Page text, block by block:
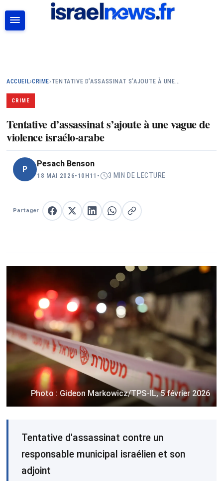
ACCUEIL›CRIME›TENTATIVE D’ASSASSINAT S’AJOUTE À UNE…
CRIME
Tentative d’assassinat s’ajoute à une vague de
violence israélo-arabe
P
Pesach Benson
18 MAI 2026• 10H11 • 3 MIN DE LECTURE
Partager Partager sur Facebook
Partager sur XPartager sur LinkedIn
Partager sur WhatsApp
Copier le lien
Photo : Gideon Markowicz/TPS-IL, 5 février 2026
Tentative d'assassinat contre un
responsable municipal israélien et son
adjoint